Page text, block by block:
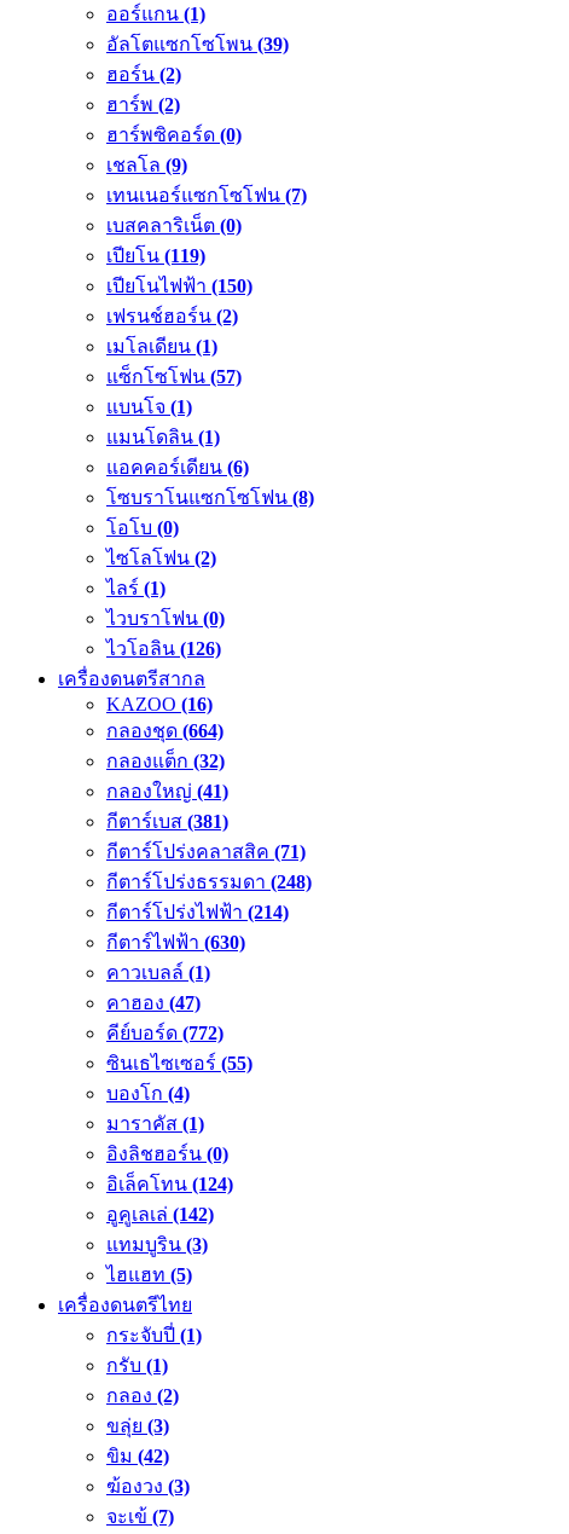
ออร์แกน (1)
อัลโตแซกโซโพน (39)
ฮอร์น (2)
ฮาร์พ (2)
ฮาร์พซิคอร์ด (0)
เชลโล (9)
เทนเนอร์แซกโซโฟน (7)
เบสคลาริเน็ต (0)
เปียโน (119)
เปียโนไฟฟ้า (150)
เฟรนช์ฮอร์น (2)
เมโลเดียน (1)
แซ็กโซโฟน (57)
แบนโจ (1)
แมนโดลิน (1)
แอคคอร์เดียน (6)
โซบราโนแซกโซโฟน (8)
โอโบ (0)
ไซโลโฟน (2)
ไลร์ (1)
ไวบราโฟน (0)
ไวโอลิน (126)
เครื่องดนตรีสากล
KAZOO (16)
กลองชุด (664)
กลองแต็ก (32)
กลองใหญ่ (41)
กีตาร์เบส (381)
กีตาร์โปร่งคลาสสิค (71)
กีตาร์โปร่งธรรมดา (248)
กีตาร์โปร่งไฟฟ้า (214)
กีตาร์ไฟฟ้า (630)
คาวเบลล์ (1)
คาฮอง (47)
คีย์บอร์ด (772)
ซินเธไซเซอร์ (55)
บองโก (4)
มาราคัส (1)
อิงลิชฮอร์น (0)
อิเล็คโทน (124)
อูคูเลเล่ (142)
แทมบูริน (3)
ไฮแฮท (5)
เครื่องดนตรีไทย
กระจับปี่ (1)
กรับ (1)
กลอง (2)
ขลุ่ย (3)
ขิม (42)
ฆ้องวง (3)
จะเข้ (7)